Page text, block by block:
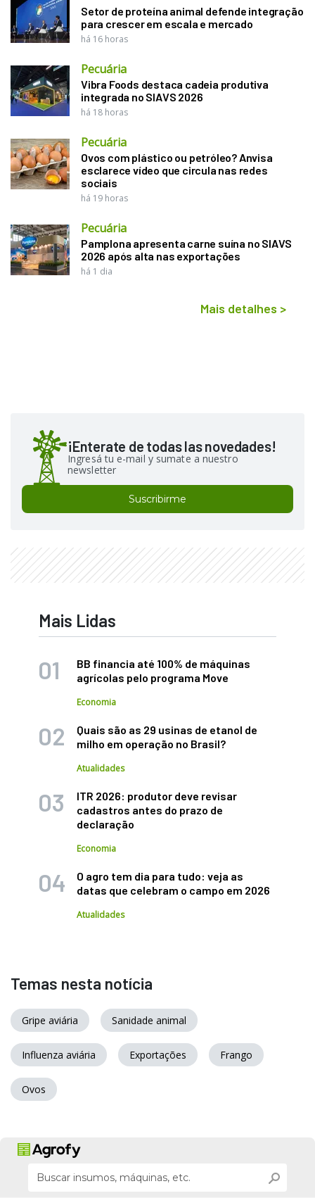
Setor de proteína animal defende integração
para crescer em escala e mercado
há 16 horas
Pecuária
Vibra Foods destaca cadeia produtiva
integrada no SIAVS 2026
há 18 horas
Pecuária
Ovos com plástico ou petróleo? Anvisa
esclarece vídeo que circula nas redes
sociais
há 19 horas
Pecuária
Pamplona apresenta carne suína no SIAVS
2026 após alta nas exportações
há 1 dia
Mais detalhes >
¡Enterate de todas las novedades!
Ingresá tu e-mail y sumate a nuestro
newsletter
Suscribirme
Mais Lidas
BB financia até 100% de máquinas
agrícolas pelo programa Move
Economia
Quais são as 29 usinas de etanol de
milho em operação no Brasil?
Atualidades
ITR 2026: produtor deve revisar
cadastros antes do prazo de
declaração
Economia
O agro tem dia para tudo: veja as
datas que celebram o campo em 2026
Atualidades
Temas nesta notícia
Gripe aviária Sanidade animal
Influenza aviária Exportações Frango
Ovos